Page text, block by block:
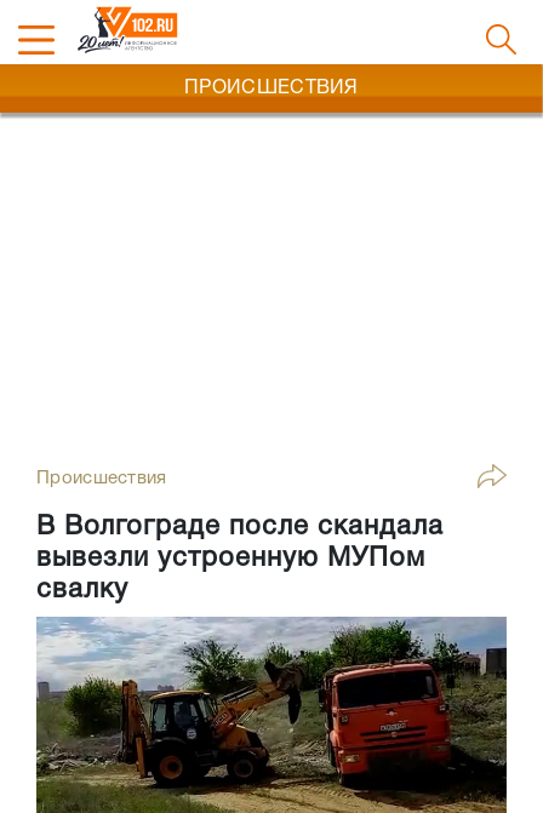
ПРОИСШЕСТВИЯ
Происшествия
В Волгограде после скандала
вывезли устроенную МУПом
свалку